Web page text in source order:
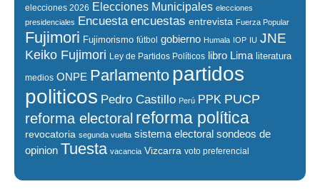
elecciones 2026 Elecciones Municipales elecciones
presidenciales Encuesta encuestas entrevista Fuerza Popular
Fujimori Fujimorismo fútbol gobierno Humala IOP IU JNE
Keiko Fujimori Ley de Partidos Políticos libro Lima literatura
medios ONPE Parlamento partidos
politicos Pedro Castillo Perú PPK PUCP
reforma electoral reforma política
revocatoria segunda vuelta sistema electoral sondeos de
opinion Tuesta vacancia Vizcarra voto preferencial